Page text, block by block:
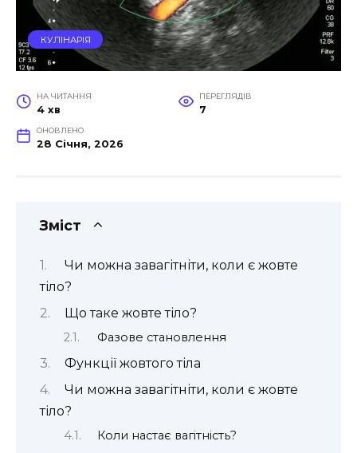
КУЛІНАРІЯ
НА ЧИТАННЯ
4 хв
ПЕРЕГЛЯДІВ
7
ОНОВЛЕНО
28 Січня, 2026
Зміст
Чи можна завагітніти, коли є жовте
тіло?
Що таке жовте тіло?
Фазове становлення
Функції жовтого тіла
Чи можна завагітніти, коли є жовте
тіло?
Коли настає вагітність?